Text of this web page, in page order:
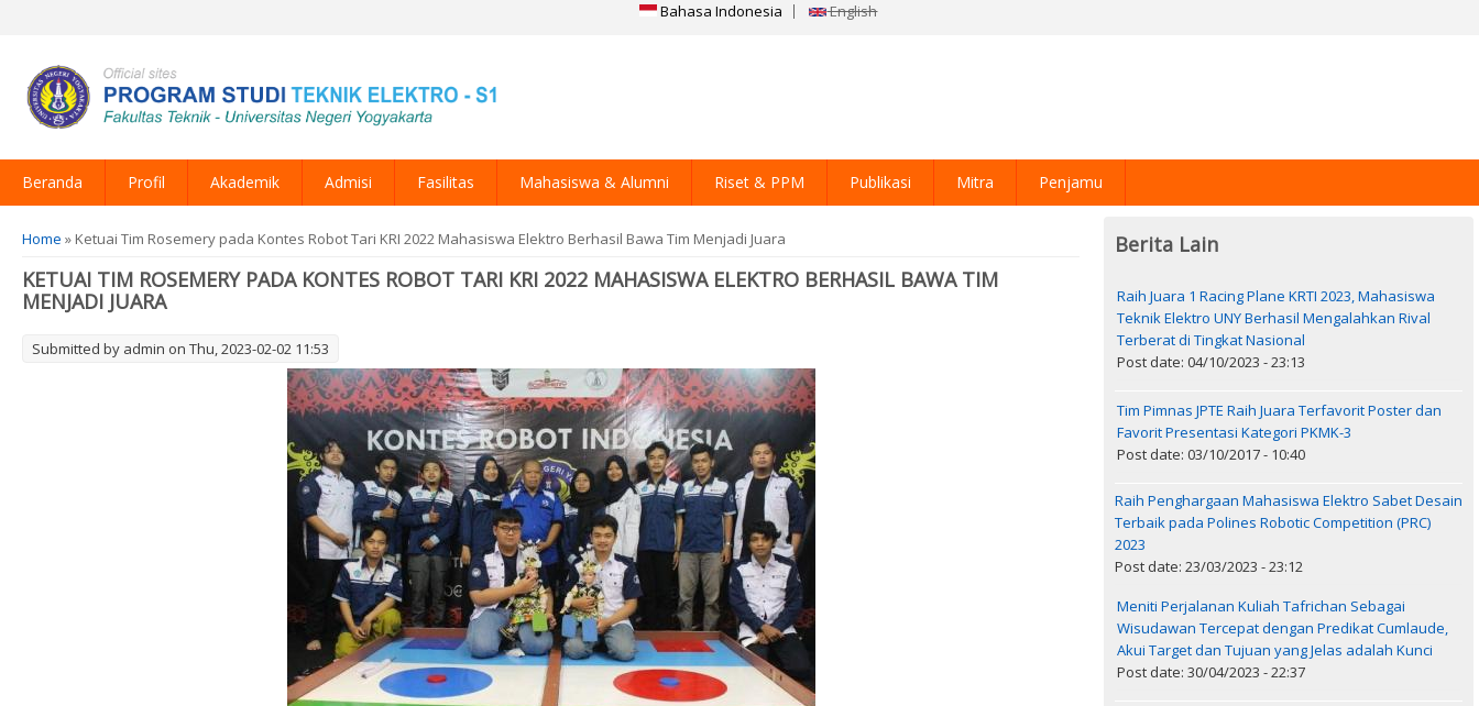
Bahasa Indonesia English
Beranda Profil Akademik Admisi Fasilitas Mahasiswa & Alumni Riset & PPM Publikasi Mitra Penjamu
You are here
Home » Ketuai Tim Rosemery pada Kontes Robot Tari KRI 2022 Mahasiswa Elektro Berhasil Bawa Tim Menjadi Juara
KETUAI TIM ROSEMERY PADA KONTES ROBOT TARI KRI 2022 MAHASISWA ELEKTRO BERHASIL BAWA TIM
MENJADI JUARA
Submitted by admin on Thu, 2023-02-02 11:53
Berita Lain
Raih Juara 1 Racing Plane KRTI 2023, Mahasiswa
Teknik Elektro UNY Berhasil Mengalahkan Rival
Terberat di Tingkat Nasional
Post date: 04/10/2023 - 23:13
Tim Pimnas JPTE Raih Juara Terfavorit Poster dan
Favorit Presentasi Kategori PKMK-3
Post date: 03/10/2017 - 10:40
Raih Penghargaan Mahasiswa Elektro Sabet Desain
Terbaik pada Polines Robotic Competition (PRC)
2023
Post date: 23/03/2023 - 23:12
Meniti Perjalanan Kuliah Tafrichan Sebagai
Wisudawan Tercepat dengan Predikat Cumlaude,
Akui Target dan Tujuan yang Jelas adalah Kunci
Post date: 30/04/2023 - 22:37